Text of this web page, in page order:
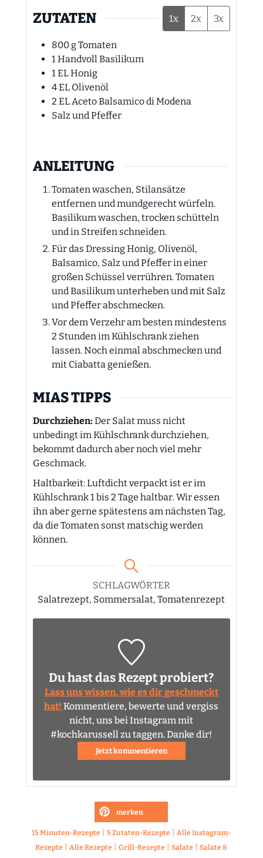
ZUTATEN 1x 2x 3x
800gTomaten
1HandvollBasilikum
1ELHonig
4EL Olivenöl
2 ELAceto Balsamico di Modena
Salz und Pfeffer
ANLEITUNG
Tomaten waschen, Stilansätze
entfernen und mundgerecht würfeln.
Basilikum waschen, trocken schütteln
und in Streifen schneiden.
Für das Dressing Honig, Olivenöl,
Balsamico, Salz und Pfeffer in einer
großen Schüssel verrühren. Tomaten
und Basilikum unterheben und mit Salz
und Pfeffer abschmecken.
Vor dem Verzehr am besten mindestens
2 Stunden im Kühlschrank ziehen
lassen. Noch einmal abschmecken und
mit Ciabatta genießen.
MIAS TIPPS
Durchziehen: Der Salat muss nicht
unbedingt im Kühlschrank durchziehen,
bekommt dadurch aber noch viel mehr
Geschmack.
Haltbarkeit: Luftdicht verpackt ist er im
Kühlschrank 1 bis 2 Tage haltbar. Wir essen
ihn aber gerne spätestens am nächsten Tag,
da die Tomaten sonst matschig werden
können.
SCHLAGWÖRTER
Salatrezept, Sommersalat, Tomatenrezept
Du hast das Rezept probiert?
Lass uns wissen, wie es dir geschmeckt
hat! Kommentiere, bewerte und vergiss
nicht, uns bei Instagram mit
#kochkarussell zu taggen. Danke dir!
Jetzt kommentieren
merken
15 Minuten-Rezepte |5 Zutaten-Rezepte |Alle Instagram-
Rezepte
|Alle Rezepte |Grill-Rezepte |Salate |Salate &